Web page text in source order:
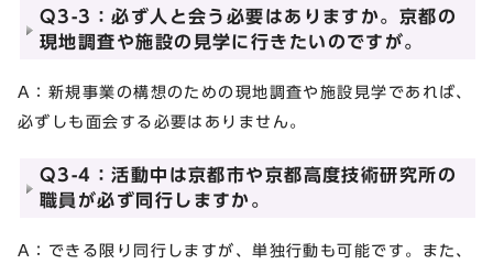
Q3-3：必ず人と会う必要はありますか。京都の
現地調査や施設の見学に行きたいのですが。
A：新規事業の構想のための現地調査や施設見学であれば、
必ずしも面会する必要はありません。
Q3-4：活動中は京都市や京都高度技術研究所の
職員が必ず同行しますか。
A：できる限り同行しますが、単独行動も可能です。また、